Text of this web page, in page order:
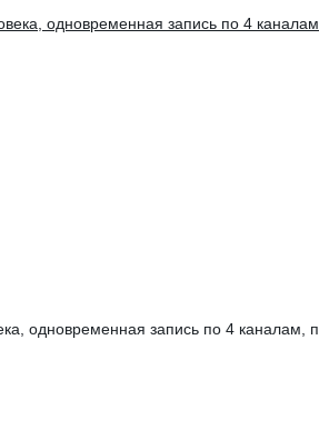
одновременная запись по 4 каналам,